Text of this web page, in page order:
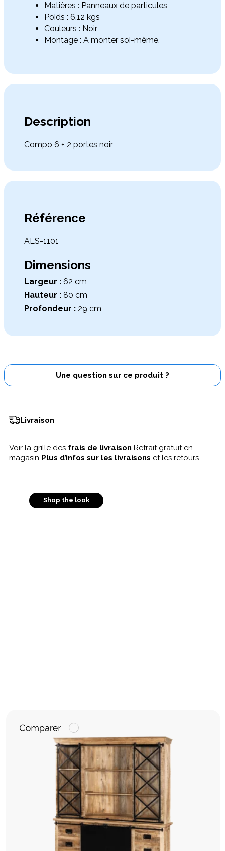
Matières : Panneaux de particules
Poids : 6.12 kgs
Couleurs : Noir
Montage : A monter soi-même.
Description
Compo 6 + 2 portes noir
Référence
ALS-1101
Dimensions
Largeur : 62 cm
Hauteur : 80 cm
Profondeur : 29 cm
Une question sur ce produit ?
Livraison
Voir la grille des frais de livraison Retrait gratuit en
magasin Plus d’infos sur les livraisons et les retours
Shop the look